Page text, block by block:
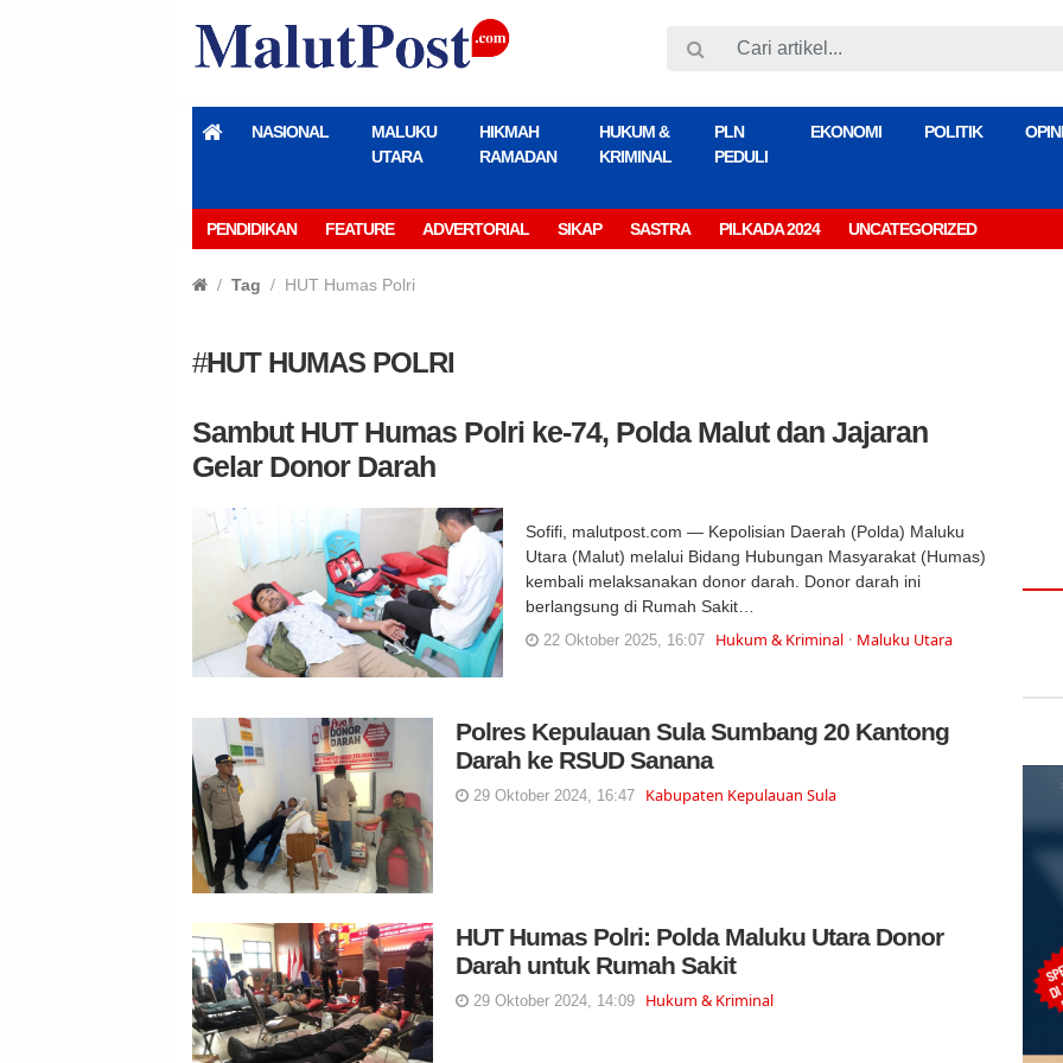
NASIONAL
MALUKU
UTARA
HIKMAH
RAMADAN
HUKUM &
KRIMINAL
PLN
PEDULI
EKONOMI POLITIK OPINI
PENDIDIKAN FEATURE ADVERTORIAL SIKAP SASTRA PILKADA 2024 UNCATEGORIZED
Tag HUT Humas Polri
#HUT HUMAS POLRI
Sambut HUT Humas Polri ke-74, Polda Malut dan Jajaran
Gelar Donor Darah
Sofifi, malutpost.com — Kepolisian Daerah (Polda) Maluku
Utara (Malut) melalui Bidang Hubungan Masyarakat (Humas)
kembali melaksanakan donor darah. Donor darah ini
berlangsung di Rumah Sakit…
22 Oktober 2025, 16:07 Hukum & Kriminal Maluku Utara
Polres Kepulauan Sula Sumbang 20 Kantong
Darah ke RSUD Sanana
29 Oktober 2024, 16:47 Kabupaten Kepulauan Sula
HUT Humas Polri: Polda Maluku Utara Donor
Darah untuk Rumah Sakit
29 Oktober 2024, 14:09 Hukum & Kriminal